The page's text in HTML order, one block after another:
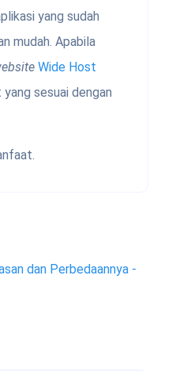
yang sudah
mudah. Apabila
Wide Host
sesuai dengan
dan Perbedaannya -